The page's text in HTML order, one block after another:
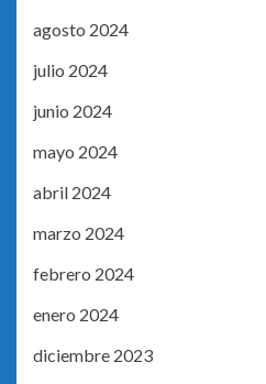
agosto 2024
julio 2024
junio 2024
mayo 2024
abril 2024
marzo 2024
febrero 2024
enero 2024
diciembre 2023